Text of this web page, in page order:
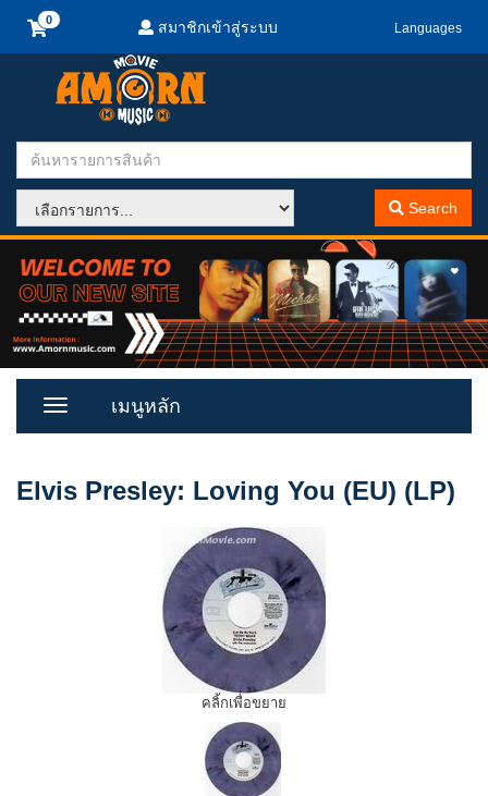
สมาชิกเข้าสู่ระบบ Languages
Search
Toggle
เมนูหลัก
Elvis Presley: Loving You (EU) (LP)
คลิ้กเพื่อขยาย